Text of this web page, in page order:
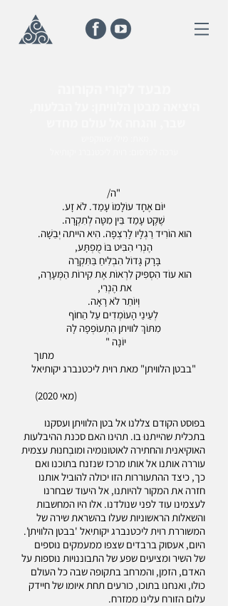
"ה/
יוֹם אֶחָד עוֹלָמוֹ עָמַד. לֹא זָע.
שֶׁקֶט עָמַד בֵּין מִטָּה לְתִקְרָה.
הוּא הוֹרִיד רַגְלָיו לָרִצְפָּה. הִיא הייתה יְבֵשָׁה.
הֶנְרִי הִבִּיט בּוֹ מֻפְתָּע,
בָּרָק גָּדוֹל הִבְלִיחַ בַּתִּקְרָה
הוא עוֹד הִסְפִּיק לִרְאוֹת אֶת קִירוֹת הַמְּעָרָה,
את הֶנְרִי,
וְיוֹתֵר לֹא רָאָה.
לְעֵינַי הָעוֹמְדִים עַל הַחוֹף
מִתּוֹךְ לוויתן הִתְעוֹפְפָה לָהּ
יוֹנָה "
מתוך
"בבטן הלוויתן" מאת רוית ליכטנברג יקותיאל
(מאי 2020)
בפוסט הקודם צללנו אל בטן הלוויתן ועסקנו
בתכלית שהייתנוּ בו. תהינו האם סכנת ההיבלעות
האוקיאנית והחתירה לאוטונומיה ומובְחנוּת עצמית
עוררה אותנו אל אותו מרכז שנזנח בתוכנו ואם
כך, כיצד ההתעוררות הזו יכולה להוביל אותנו
חזרה את המקור להיותנו, אל היעוד שבחרנו
לעצמינו עוד לפני שנולדנו. אלו היו המחשבות
והשאלות הראשוניות שעלו בהשראת שירה של
המשוררת רוית ליכטנברג יקותיאל 'בבטן הלוויתן'.
היום, אעסוק ברבדים שצפו ממעמקים נוספים
של השיר ומציעים שפע של התבוננויות נוספות על
האדם, הזמן, והמרחב בתקופה שבה כל העולם
כולו, ואנחנו בתוכו, כורעים תחת איומו של חיידק
עלום הזורח עלינו ממזרח.